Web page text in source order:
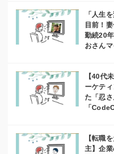
「人生
目前！
勤続20
おさん
【40代
ーケテ
た「忍
「
【転職
主】企